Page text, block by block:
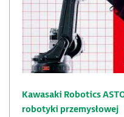
Kawasaki Robotics
robotyki przemysłowej